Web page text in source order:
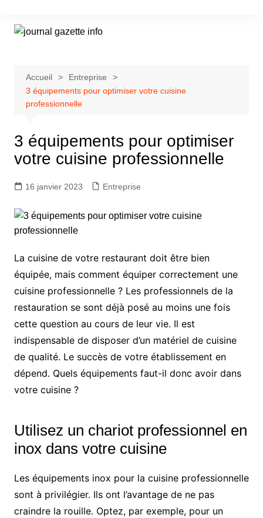
contenu
Accueil
Entreprise
3 équipements pour optimiser votre cuisine
professionnelle
3 équipements pour optimiser
votre cuisine professionnelle
16 janvier 2023 Entreprise
La cuisine de votre restaurant doit être bien
équipée, mais comment équiper correctement une
cuisine professionnelle ? Les professionnels de la
restauration se sont déjà posé au moins une fois
cette question au cours de leur vie. Il est
indispensable de disposer d’un matériel de cuisine
de qualité. Le succès de votre établissement en
dépend. Quels équipements faut-il donc avoir dans
votre cuisine ?
Utilisez un chariot professionnel en
inox dans votre cuisine
Les équipements inox pour la cuisine professionnelle
sont à privilégier. Ils ont l’avantage de ne pas
craindre la rouille. Optez, par exemple, pour un